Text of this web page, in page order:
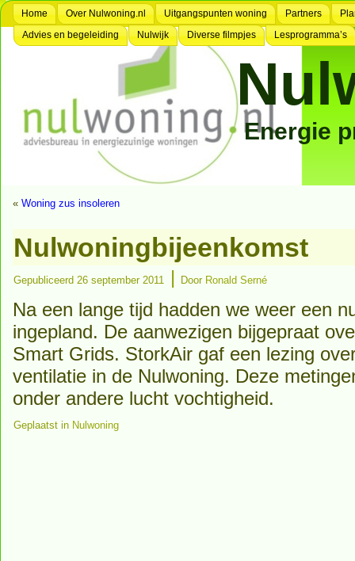
Home Over Nulwoning.nl Uitgangspunten woning Partners
Advies en begeleiding
Nulwijk Diverse filmpjes Lesprogramma’s
Energie
« Woning zus insoleren
Nulwoningbijeenkomst
Gepubliceerd 26 september 2011 | Door Ronald Serné
Na een lange tijd hadden we weer een
ingepland. De aanwezigen bijgepraat
Smart Grids. StorkAir gaf een lezing
ventilatie in de Nulwoning. Deze
onder andere lucht vochtigheid.
Geplaatst in Nulwoning